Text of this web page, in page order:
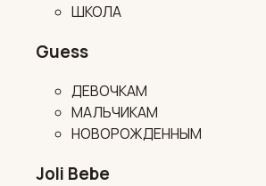
ШКОЛА
Guess
ДЕВОЧКАМ
МАЛЬЧИКАМ
НОВОРОЖДЕННЫМ
Joli Bebe